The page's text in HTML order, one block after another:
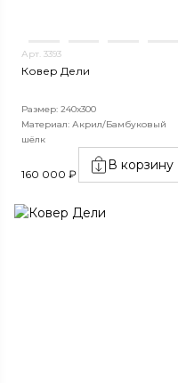
Арт. 3393
Ковер Дели
Размер: 240х300
Материал: Акрил/Бамбуковый
шёлк
160 000 ₽
В корзину